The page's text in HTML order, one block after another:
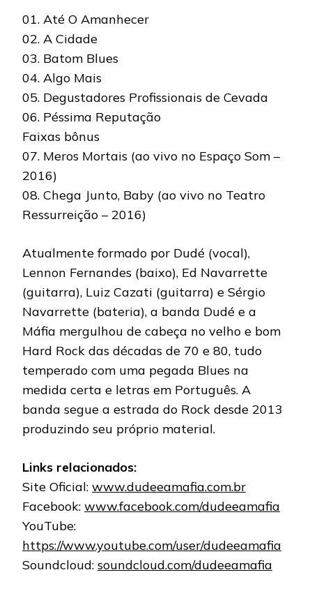
01. Até O Amanhecer
02. A Cidade
03. Batom Blues
04. Algo Mais
05. Degustadores Profissionais de Cevada
06. Péssima Reputação
Faixas bônus
07. Meros Mortais (ao vivo no Espaço Som –
2016)
08. Chega Junto, Baby (ao vivo no Teatro
Ressurreição – 2016)
Atualmente formado por Dudé (vocal),
Lennon Fernandes (baixo), Ed Navarrette
(guitarra), Luiz Cazati (guitarra) e Sérgio
Navarrette (bateria), a banda Dudé e a
Máfia mergulhou de cabeça no velho e bom
Hard Rock das décadas de 70 e 80, tudo
temperado com uma pegada Blues na
medida certa e letras em Português. A
banda segue a estrada do Rock desde 2013
produzindo seu próprio material.
Links relacionados:
Site Oficial: www.dudeeamafia.com.br
Facebook: www.facebook.com/dudeeamafia
YouTube:
https://www.youtube.com/user/dudeeamafia
Soundcloud: soundcloud.com/dudeeamafia